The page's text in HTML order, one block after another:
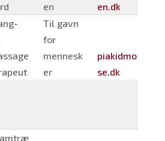
en
en.dk
Til gavn
for
mennesk
er
piakidmo
se.dk